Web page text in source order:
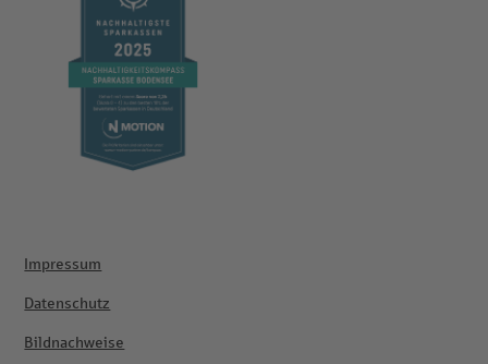
Impressum
Datenschutz
Bildnachweise